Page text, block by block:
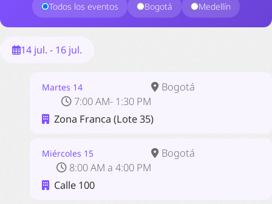
Todos los eventos Bogotá Medellín
14 jul. - 16 jul.
Martes 14
Zona Franca (Lote 35)
Bogotá
7:00 AM- 1:30 PM
Miércoles 15
Calle 100
Bogotá
8:00 AM a 4:00 PM